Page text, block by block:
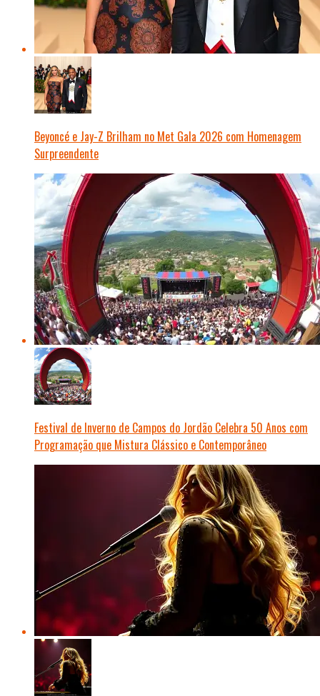
Beyoncé e Jay-Z Brilham no Met Gala 2026 com Homenagem
Surpreendente
Festival de Inverno de Campos do Jordão Celebra 50 Anos com
Programação que Mistura Clássico e Contemporâneo